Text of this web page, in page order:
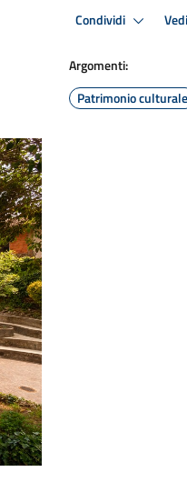
Condividi
Argomenti:
Patrimonio culturale